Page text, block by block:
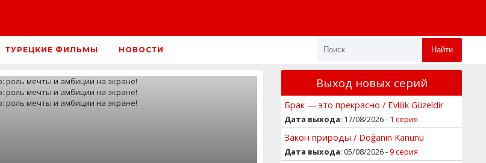
ТУРЕЦКИЕ ФИЛЬМЫ НОВОСТИ Найти
Выход новых серий
Брак — это прекрасно / Evlilik Güzeldir
Дата выхода: 17/08/2026 - 1 серия
Закон природы / Doğanın Kanunu
Дата выхода: 05/08/2026 -9 серия